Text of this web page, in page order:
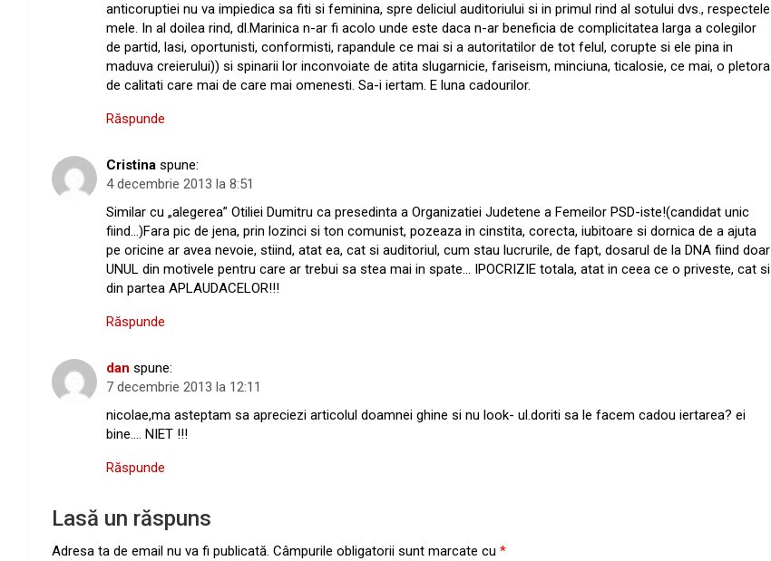
anticoruptiei nu va impiedica sa fiti si feminina, spre deliciul auditoriului si in primul rind al sotului dvs., respectele
mele. In al doilea rind, dl.Marinica n-ar fi acolo unde este daca n-ar beneficia de complicitatea larga a colegilor
de partid, lasi, oportunisti, conformisti, rapandule ce mai si a autoritatilor de tot felul, corupte si ele pina in
maduva creierului)) si spinarii lor inconvoiate de atita slugarnicie, fariseism, minciuna, ticalosie, ce mai, o pletora
de calitati care mai de care mai omenesti. Sa-i iertam. E luna cadourilor.
Răspunde
Cristina spune:
4 decembrie 2013 la 8:51
Similar cu „alegerea” Otiliei Dumitru ca presedinta a Organizatiei Judetene a Femeilor PSD-iste!(candidat unic
fiind…)Fara pic de jena, prin lozinci si ton comunist, pozeaza in cinstita, corecta, iubitoare si dornica de a ajuta
pe oricine ar avea nevoie, stiind, atat ea, cat si auditoriul, cum stau lucrurile, de fapt, dosarul de la DNA fiind doar
UNUL din motivele pentru care ar trebui sa stea mai in spate… IPOCRIZIE totala, atat in ceea ce o priveste, cat si
din partea APLAUDACELOR!!!
Răspunde
dan spune:
7 decembrie 2013 la 12:11
nicolae,ma asteptam sa apreciezi articolul doamnei ghine si nu look- ul.doriti sa le facem cadou iertarea? ei
bine…. NIET !!!
Răspunde
Lasă un răspuns
Adresa ta de email nu va fi publicată. Câmpurile obligatorii sunt marcate cu *